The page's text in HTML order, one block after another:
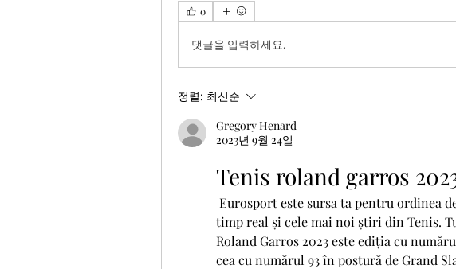
0
댓글을 입력하세요.
정렬: 최신순
Gregory Henard
2023년 9월 24일
Tenis roland garros
timp real și cele mai noi știri din Tenis.
Roland Garros 2023 este ediția cu
cea cu numărul 93 în postură de Grand